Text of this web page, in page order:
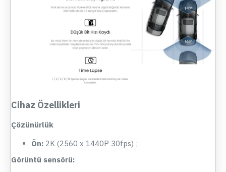
Cihaz Özellikleri
Çözünürlük
Ön: 2K (2560 x 1440P 30fps) ;
Görüntü sensörü: